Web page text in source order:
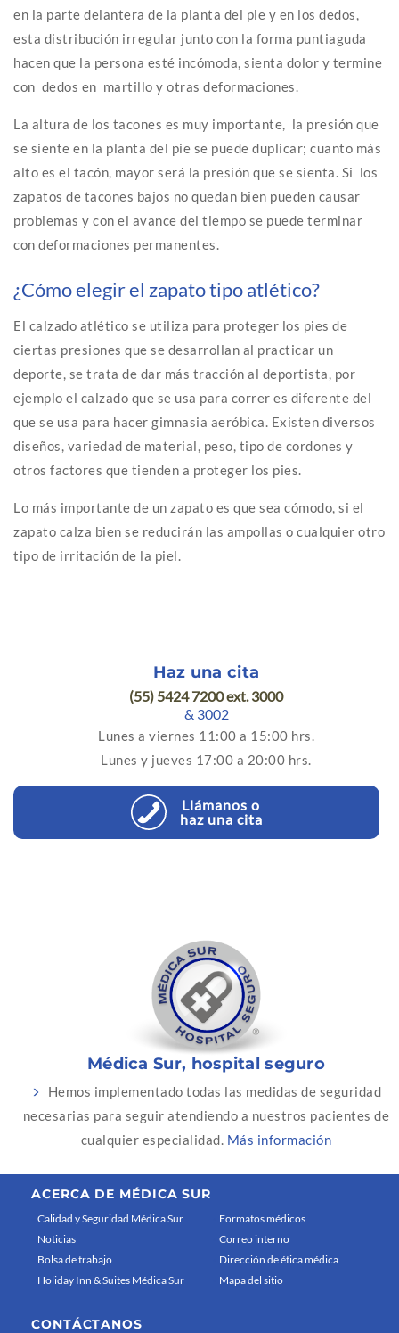
en la parte delantera de la planta del pie y en los dedos,
esta distribución irregular junto con la forma puntiaguda
hacen que la persona esté incómoda, sienta dolor y termine
con dedos en martillo y otras deformaciones.
La altura de los tacones es muy importante, la presión que
se siente en la planta del pie se puede duplicar; cuanto más
alto es el tacón, mayor será la presión que se sienta. Si los
zapatos de tacones bajos no quedan bien pueden causar
problemas y con el avance del tiempo se puede terminar
con deformaciones permanentes.
¿Cómo elegir el zapato tipo atlético?
El calzado atlético se utiliza para proteger los pies de
ciertas presiones que se desarrollan al practicar un
deporte, se trata de dar más tracción al deportista, por
ejemplo el calzado que se usa para correr es diferente del
que se usa para hacer gimnasia aeróbica. Existen diversos
diseños, variedad de material, peso, tipo de cordones y
otros factores que tienden a proteger los pies.
Lo más importante de un zapato es que sea cómodo, si el
zapato calza bien se reducirán las ampollas o cualquier otro
tipo de irritación de la piel.
Haz una cita
(55) 5424 7200 ext. 3000
& 3002
Lunes a viernes 11:00 a 15:00 hrs.
Lunes y jueves 17:00 a 20:00 hrs.
Llámanos o
haz una cita
Médica Sur, hospital seguro
Hemos implementado todas las medidas de seguridad
necesarias para seguir atendiendo a nuestros pacientes de
cualquier especialidad. Más información
ACERCA DE MÉDICA SUR
Calidad y Seguridad Médica Sur
Noticias
Bolsa de trabajo
Holiday Inn & Suites Médica Sur
Formatos médicos
Correo interno
Dirección de ética médica
Mapa del sitio
CONTÁCTANOS